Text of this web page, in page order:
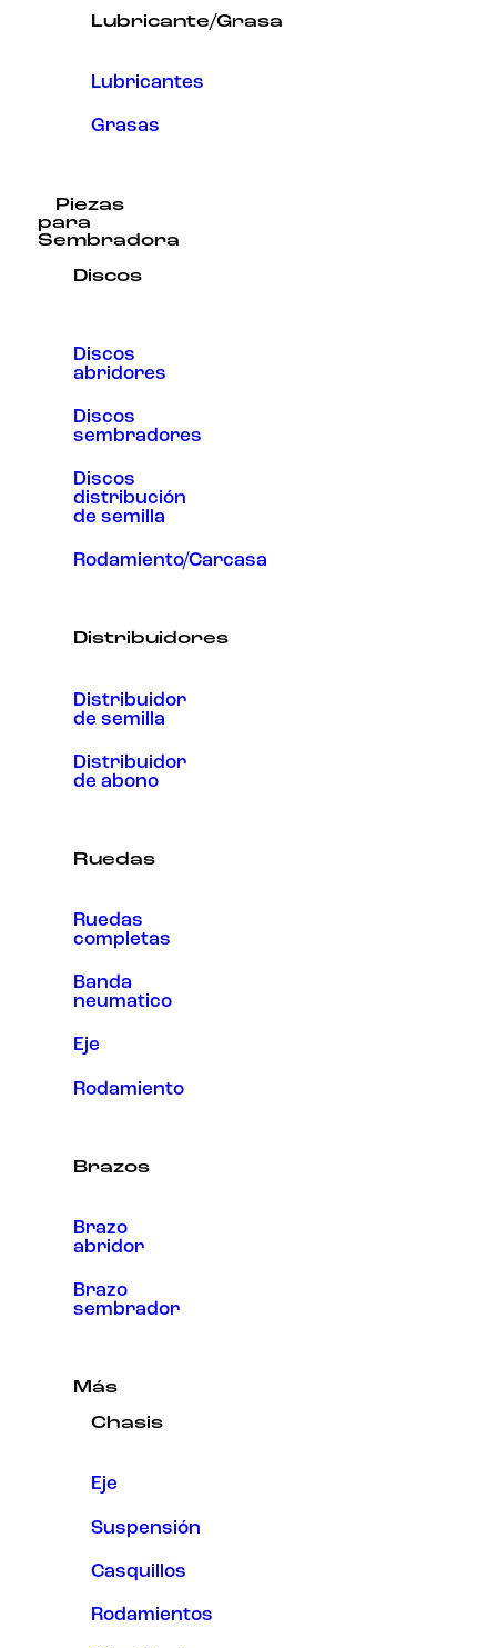
Lubricante/Grasa
Lubricantes
Grasas
Piezas
para
Sembradora
Discos
Discos
abridores
Discos
sembradores
Discos
distribución
de semilla
Rodamiento/Carcasa
Distribuidores
Distribuidor
de semilla
Distribuidor
de abono
Ruedas
Ruedas
completas
Banda
neumatico
Eje
Rodamiento
Brazos
Brazo
abridor
Brazo
sembrador
Más
Chasis
Eje
Suspensión
Casquillos
Rodamientos